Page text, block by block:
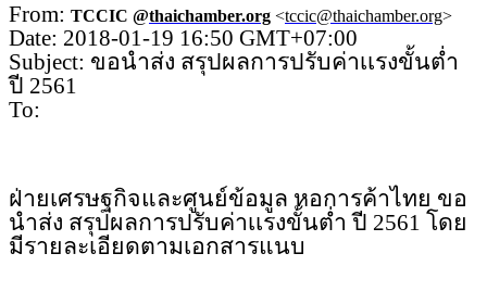
From: TCCIC @thaichamber.org <tccic@thaichamber.org>
Date: 2018-01-19 16:50 GMT+07:00
Subject: ขอนำส่ง สรุปผลการปรับค่าเเรงขั้นต่ำ
ปี 2561
To:
ฝ่ายเศรษฐกิจและศูนย์ข้อมูล หอการค้าไทย ขอ
นำส่ง สรุปผลการปรับค่าเเรงขั้นต่ำ ปี 2561 โดย
มีรายละเอียดตามเอกสารแนบ